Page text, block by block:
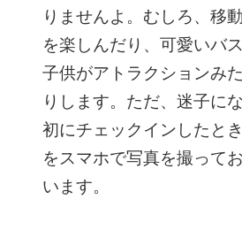
りませんよ。むしろ、移
を楽しんだり、可愛いバ
子供がアトラクションみ
りします。ただ、迷子に
初にチェックインしたと
をスマホで写真を撮って
います。